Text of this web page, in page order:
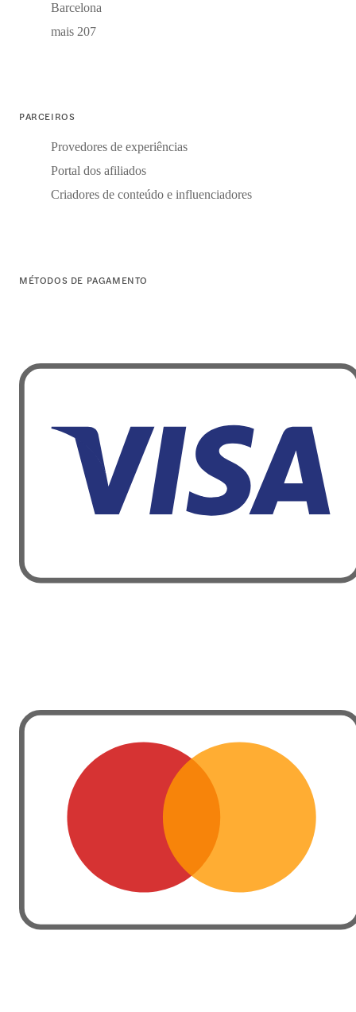
Barcelona
mais 207
PARCEIROS
Provedores de experiências
Portal dos afiliados
Criadores de conteúdo e influenciadores
MÉTODOS DE PAGAMENTO